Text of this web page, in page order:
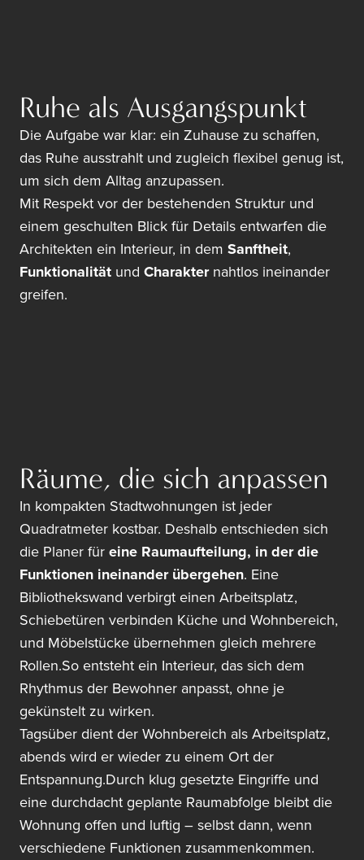
Ruhe als Ausgangspunkt
Die Aufgabe war klar: ein Zuhause zu schaffen,
das Ruhe ausstrahlt und zugleich flexibel genug ist,
um sich dem Alltag anzupassen.
Mit Respekt vor der bestehenden Struktur und
einem geschulten Blick für Details entwarfen die
Architekten ein Interieur, in dem Sanftheit,
Funktionalität und Charakternahtlos ineinander
greifen.
Räume, die sich anpassen
In kompakten Stadtwohnungen ist jeder
Quadratmeter kostbar. Deshalb entschieden sich
die Planer füreine Raumaufteilung, in der die
Funktionen ineinander übergehen. Eine
Bibliothekswand verbirgt einen Arbeitsplatz,
Schiebetüren verbinden Küche und Wohnbereich,
und Möbelstücke übernehmen gleich mehrere
Rollen.So entsteht ein Interieur, das sich dem
Rhythmus der Bewohner anpasst, ohne je
gekünstelt zu wirken.
Tagsüber dient der Wohnbereich als Arbeitsplatz,
abends wird er wieder zu einem Ort der
Entspannung.Durch klug gesetzte Eingriffe und
eine durchdacht geplante Raumabfolge bleibt die
Wohnung offen und luftig – selbst dann, wenn
verschiedene Funktionen zusammenkommen.